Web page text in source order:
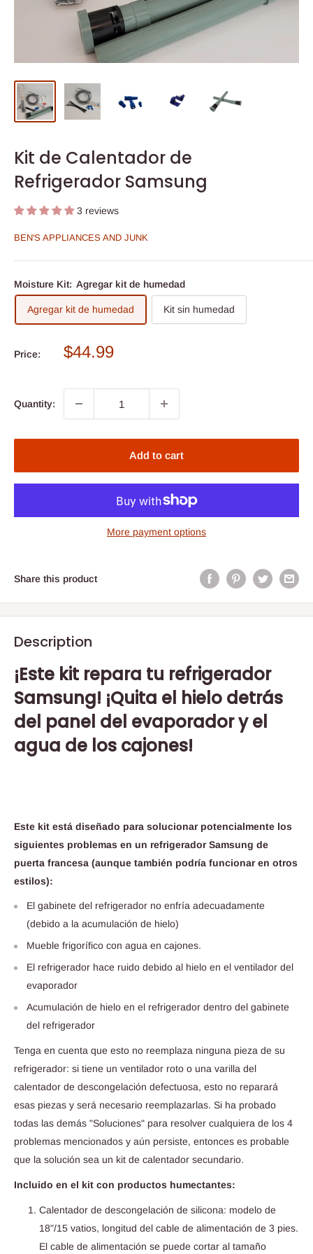
Kit de Calentador de
Refrigerador Samsung
3 reviews
BEN'S APPLIANCES AND JUNK
Moisture Kit: Agregar kit de humedad
Agregar kit de humedad Kit sin humedad
Price:
Sale
$44.99
Quantity:
Add to cart
More payment options
Share this product
Description
¡Este kit repara tu refrigerador
Samsung! ¡Quita el hielo detrás
del panel del evaporador y el
agua de los cajones!
Este kit está diseñado para solucionar potencialmente los
siguientes problemas en un refrigerador Samsung de
puerta francesa (aunque también podría funcionar en otros
estilos):
El gabinete del refrigerador no enfría adecuadamente
(debido a la acumulación de hielo)
Mueble frigorífico con agua en cajones.
El refrigerador hace ruido debido al hielo en el ventilador del
evaporador
Acumulación de hielo en el refrigerador dentro del gabinete
del refrigerador
Tenga en cuenta que esto no reemplaza ninguna pieza de su
refrigerador: si tiene un ventilador roto o una varilla del
calentador de descongelación defectuosa, esto no reparará
esas piezas y será necesario reemplazarlas. Si ha probado
todas las demás "Soluciones" para resolver cualquiera de los 4
problemas mencionados y aún persiste, entonces es probable
que la solución sea un kit de calentador secundario.
Incluido en el kit con productos humectantes:
Calentador de descongelación de silicona: modelo de
18"/15 vatios, longitud del cable de alimentación de 3 pies.
El cable de alimentación se puede cortar al tamaño